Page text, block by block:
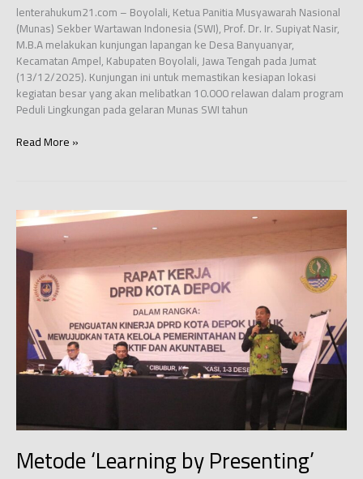
lenterahukum21.com – Boyolali, Ketua Panitia Musyawarah Nasional
(Munas) Sekber Wartawan Indonesia (SWI), Prof. Dr. Ir. Supiyat Nasir,
M.B.A melakukan kunjungan lapangan ke Desa Banyuanyar,
Kecamatan Ampel, Kabupaten Boyolali, Jawa Tengah pada Jumat
(13/12/2025). Kunjungan ini untuk memastikan kesiapan lokasi
kegiatan besar yang akan melibatkan 10.000 relawan dalam program
Peduli Lingkungan pada gelaran Munas SWI tahun
Ketua
Tinjau
Kesiapan
Desa
Banyuanyar
Boyolali
untuk
Program
Peduli
Lingkungan
10.000
Relawan
Read More »
Metode ‘Learning by Presenting’